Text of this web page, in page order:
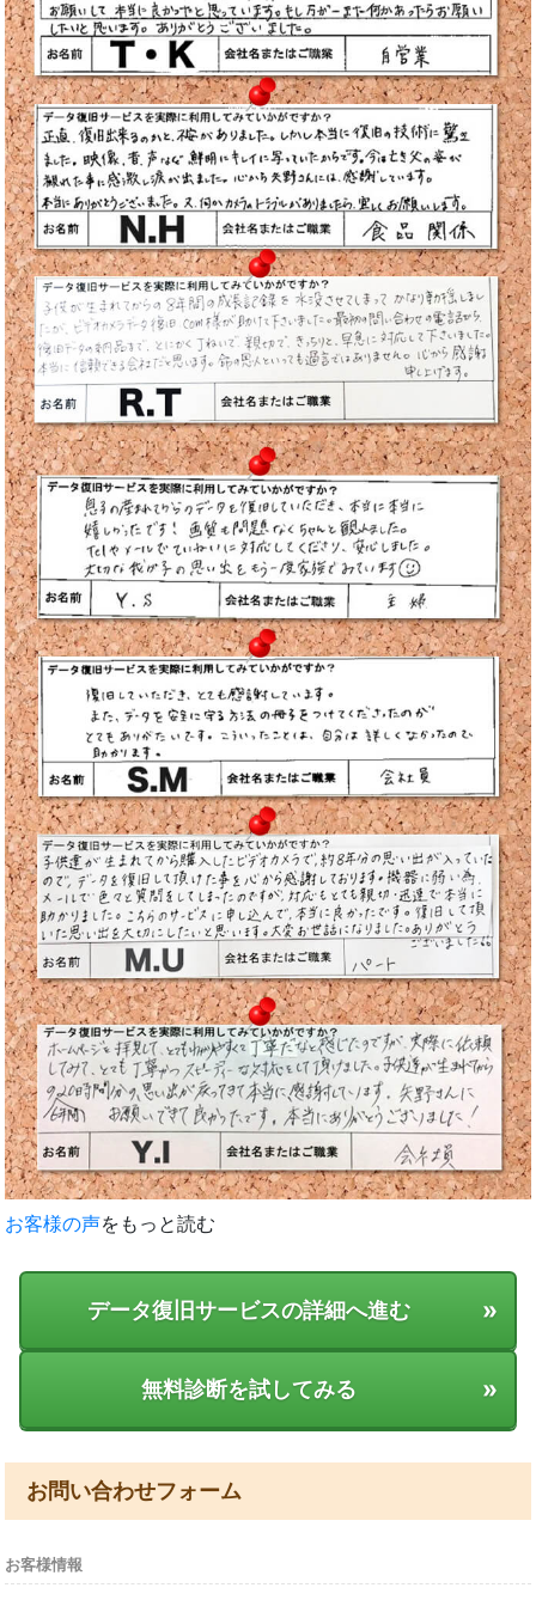
お客様の声をもっと読む
データ復旧サービスの詳細へ進む »
無料診断を試してみる »
お問い合わせフォーム
お客様情報